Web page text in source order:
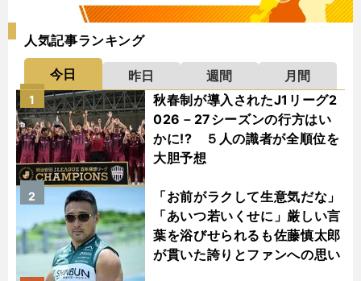
人気記事ランキング
今日 昨日 週間
月間
秋春制が導入されたJ1リーグ2
026－27シーズンの行方はい
かに!? ５人の識者が全順位を
大胆予想
1
「お前がラクして生意気だな」
「あいつ若いくせに」厳しい言
葉を浴びせられるも佐藤慎太郎
が貫いた誇りとファンへの思い
2